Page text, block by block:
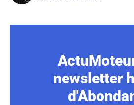
newsletter